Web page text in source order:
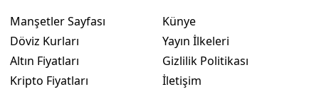
Manşetler Sayfası
Döviz Kurları
Altın Fiyatları
Kripto Fiyatları
Künye
Yayın İlkeleri
Gizlilik Politikası
İletişim